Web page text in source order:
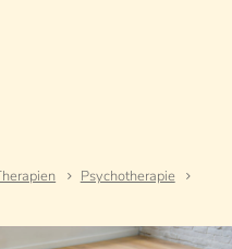
Psychotherapie